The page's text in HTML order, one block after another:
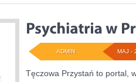
MAJ -
ADMIN
Tęczowa Przystań to portal,